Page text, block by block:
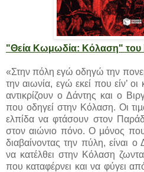
"Θεία Κωμωδία: Κόλαση" του
«Στην πόλη εγώ οδηγώ την
την αιωνία, εγώ εκεί που είν’
αντικρίζουν ο Δάντης και ο
που οδηγεί στην Κόλαση. Οι
ελπίδα να φτάσουν στον
στον αιώνιο πόνο. Ο µόνος που
διαβαίνοντας την πύλη, είναι ο
να κατέλθει στην Κόλαση
που καταφέρνει και να φύγει